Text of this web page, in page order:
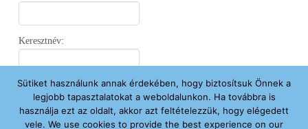
Keresztnév:
Email:
Sütiket használunk annak érdekében, hogy biztosítsuk Önnek a
legjobb tapasztalatokat a weboldalunkon. Ha továbbra is
használja ezt az oldalt, akkor azt feltételezzük, hogy elégedett
vele. We use cookies to provide the best experience on our